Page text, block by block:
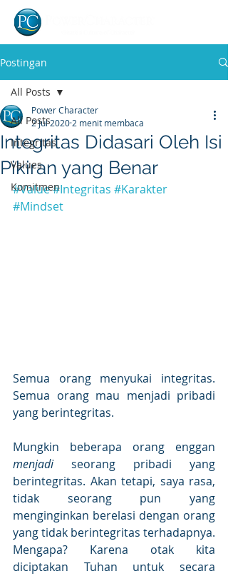
Postingan
All Posts
Integritas
Values
Komitmen
All Posts
Integritas Didasari Oleh Isi
Pikiran yang Benar
Power Character
2 Jul 2020 2 menit membaca
#Value#Integritas #Karakter
#Mindset
Semua orang menyukai integritas.
Semua orang mau menjadi pribadi
yang berintegritas.
menjadi seorang pribadi yang
berintegritas. Akan tetapi, saya rasa,
tidak seorang pun yang
menginginkan berelasi dengan orang
yang tidak berintegritas terhadapnya.
Mengapa? Karena otak kita
diciptakan Tuhan untuk secara